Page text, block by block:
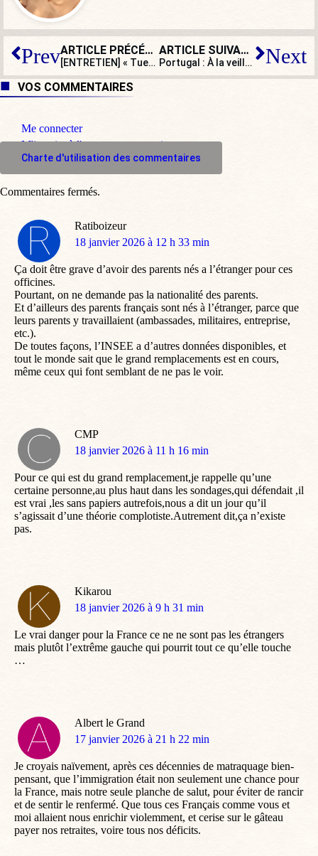
Prev ARTICLE PRÉCÉDENT
[ENTRETIEN] « Tuer n’est ni soigner ni soulager », dénonce la Marche pour la vie
ARTICLE SUIVANT
Portugal : À la veille de la présidentielle, la droite patriote en tête des sondages ! Next
VOS COMMENTAIRES
Me connecter
M'inscrire à l'espace commentaire
Charte d'utilisation des commentaires
Ratiboizeur
dit
18 janvier 2026 à 12 h 33 min
Ça doit être grave d’avoir des parents nés a l’étranger pour ces
officines.
Pourtant, on ne demande pas la nationalité des parents.
Et d’ailleurs des parents français sont nés à l’étranger, parce que
leurs parents y travaillaient (ambassades, militaires, entreprise,
etc.).
De toutes façons, l’INSEE a d’autres données disponibles, et
tout le monde sait que le grand remplacements est en cours,
même ceux qui font semblant de ne pas le voir.
CMP
dit
18 janvier 2026 à 11 h 16 min
Pour ce qui est du grand remplacement,je rappelle qu’une
certaine personne,au plus haut dans les sondages,qui défendait ,il
est vrai ,les sans papiers autrefois,nous a dit un jour qu’il
s’agissait d’une théorie complotiste.Autrement dit,ça n’existe
pas.
Kikarou
dit
18 janvier 2026 à 9 h 31 min
Le vrai danger pour la France ce ne ne sont pas les étrangers
mais plutôt l’extrême gauche qui pourrit tout ce qu’elle touche
…
Albert le Grand
dit
17 janvier 2026 à 21 h 22 min
Je croyais naïvement, après ces décennies de matraquage bien-
pensant, que l’immigration était non seulement une chance pour
la France, mais notre seule planche de salut, pour éviter de rancir
et de sentir le renfermé. Que tous ces Français comme vous et
moi allaient nous enrichir violemment, et cerise sur le gâteau
payer nos retraites, voire tous nos déficits.
Commentaires fermés.